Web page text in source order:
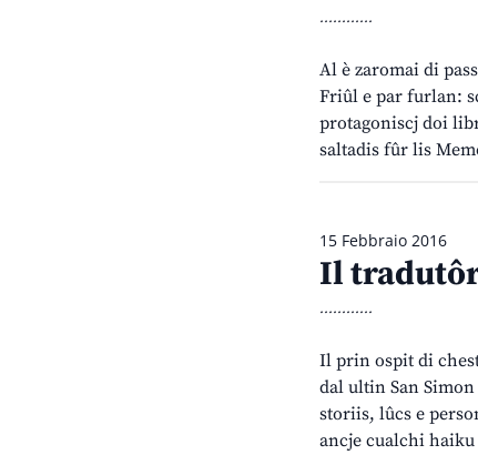
............
Al è zaromai di
Friûl e par furlan:
protagoniscj doi
saltadis fûr lis
15 Febbraio 2016
Il
............
Il prin ospit di
dal ultin San
storiis, lûcs e
ancje cualchi